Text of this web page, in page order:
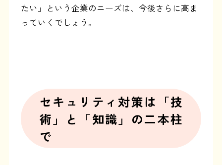
たい」という企業のニーズは、今後さらに高ま
っていくでしょう。
セキュリティ対策は「技
術」と「知識」の二本柱
で